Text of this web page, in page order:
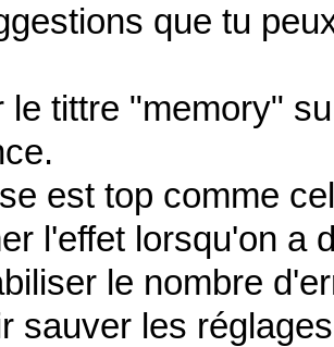
que tu
le tittre "memory"
est top comme
l'effet lorsqu'on a
le nombre
sauver les réglages